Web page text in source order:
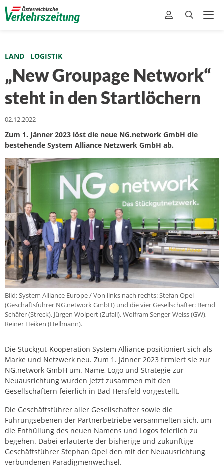
LAND LOGISTIK
„New Groupage Network“
steht in den Startlöchern
02.12.2022
Zum 1. Jänner 2023 löst die neue NG.network GmbH die
bestehende System Alliance Netzwerk GmbH ab.
Bild: System Alliance Europe / Von links nach rechts: Stefan Opel
(Geschäftsführer NG.network GmbH) und die vier Gesellschafter: Bernd
Schäfer (Streck), Jürgen Wolpert (Zufall), Wolfram Senger-Weiss (GW),
Reiner Heiken (Hellmann).
Die Stückgut-Kooperation System Alliance positioniert sich als
Marke und Netzwerk neu. Zum 1. Jänner 2023 firmiert sie zur
NG.network GmbH um. Name, Logo und Strategie zur
Neuausrichtung wurden jetzt zusammen mit den
Gesellschaftern feierlich in Bad Hersfeld vorgestellt.
Die Geschäftsführer aller Gesellschafter sowie die
Führungsebenen der Partnerbetriebe versammelten sich, um
die Enthüllung des neuen Namens und Logos feierlich zu
begehen. Dabei erläuterte der bisherige und zukünftige
Geschäftsführer Stephan Opel den mit der Neuausrichtung
verbundenen Paradigmenwechsel.